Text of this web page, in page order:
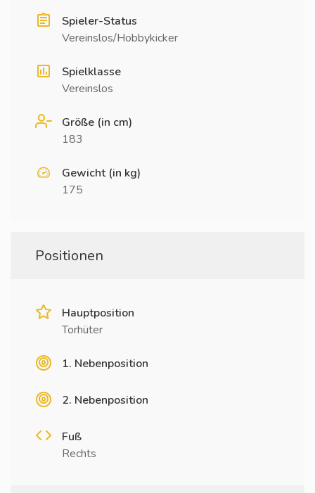
Spieler-Status
Vereinslos/Hobbykicker
Spielklasse
Vereinslos
Größe (in cm)
183
Gewicht (in kg)
175
Positionen
Hauptposition
Torhüter
1. Nebenposition
2. Nebenposition
Fuß
Rechts